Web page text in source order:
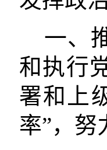
一、
和执行
署和上
率”，努